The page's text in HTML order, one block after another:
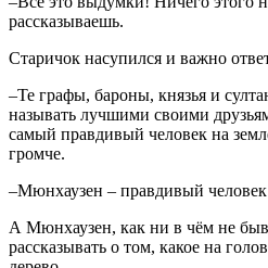
рассказываешь.
Старичок насупился и важно
–Те графы, бароны, князья и
называть лучшими своими
самый правдивый человек на
громче.
–Мюнхаузен – правдивый
А Мюнхаузен, как ни в чём не
рассказывать о том, какое на